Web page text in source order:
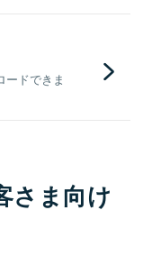
ードできま
さま向け